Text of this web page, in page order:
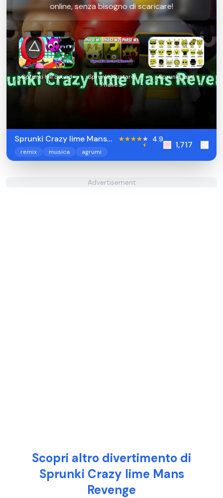
online, senza bisogno di scaricare!
Sprunki Kill Sound
Sprunki Mustard
Phase 2
Sprunkstard
Sprunki Crazy lime Mans
Revenge
4.9
remix musica agrumi
1,717
Advertisement
Scopri altro divertimento di
Sprunki Crazy lime Mans
Revenge